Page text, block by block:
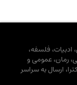
ادبیات، فلسفه،
رمان، عمومی و
ارسال به سراسر